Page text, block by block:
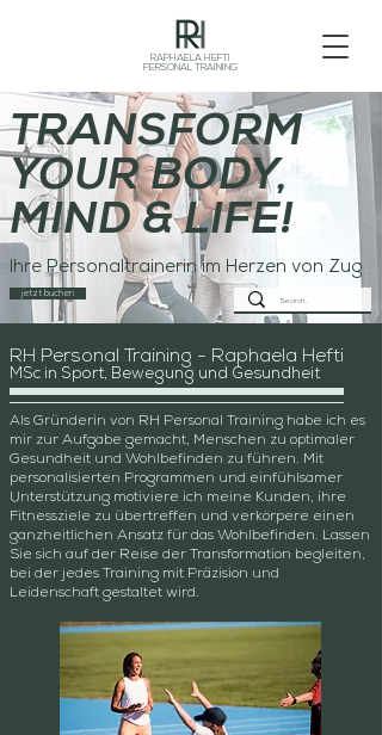
RAPHAELA HEFTI
PERSONAL TRAINING
TRANSFORM
YOUR BODY,
MIND & LIFE!
Ihre Personaltrainerin im Herzen von Zug
jetzt buchen
RH Personal Training - Raphaela Hefti
MSc in Sport, Bewegung und Gesundheit
Als Gründerin von RH Personal Training habe ich es
mir zur Aufgabe gemacht, Menschen zu optimaler
Gesundheit und Wohlbefinden zu führen. Mit
personalisierten Programmen und einfühlsamer
Unterstützung motiviere ich meine Kunden, ihre
Fitnessziele zu übertreffen und verkörpere einen
ganzheitlichen Ansatz für das Wohlbefinden. Lassen
Sie sich auf der Reise der Transformation begleiten,
bei der jedes Training mit Präzision und
Leidenschaft gestaltet wird.